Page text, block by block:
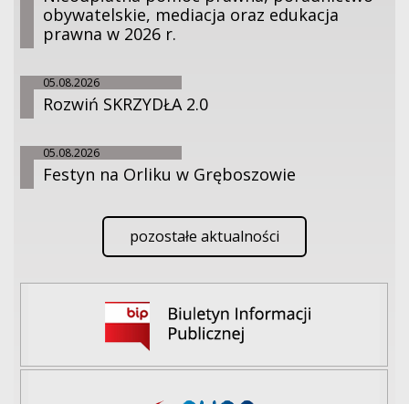
obywatelskie, mediacja oraz edukacja
prawna w 2026 r.
05.08.2026
Rozwiń SKRZYDŁA 2.0
05.08.2026
Festyn na Orliku w Gręboszowie
pozostałe aktualności